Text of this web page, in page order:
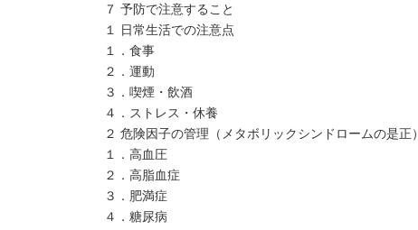
７ 予防で注意すること
１ 日常生活での注意点
１．食事
２．運動
３．喫煙・飲酒
４．ストレス・休養
２ 危険因子の管理（メタボリックシンドロームの是正）
１．高血圧
２．高脂血症
３．肥満症
４．糖尿病